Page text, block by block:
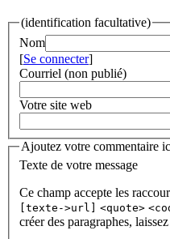
(identification facultative)
Nom
[Se connecter]
Courriel (non publié)
Votre site web
Ajoutez votre commentaire
Texte de votre message
Ce champ accepte les
[texte->url]
<quote>
créer des paragraphes,